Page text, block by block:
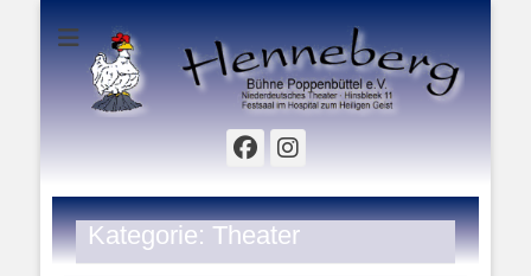
Henneberg Bühne
Poppenbüttel e.V.
Hinsbleek 11 - Festsaal im Hospital zum Heiligen Geist
Facebook
Instagram
Kategorie: Theater